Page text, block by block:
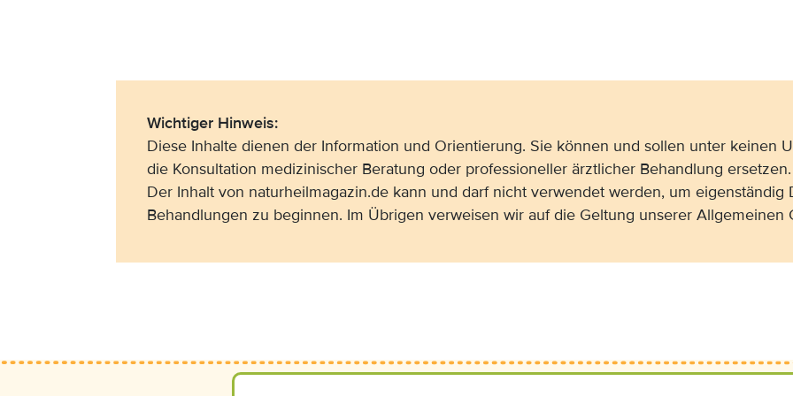
Wichtiger Hinweis:
Diese Inhalte dienen der Information und Orientierung. Sie können und sollen unter keinen
die Konsultation medizinischer Beratung oder professioneller ärztlicher Behandlung ersetzen.
Der Inhalt von naturheilmagazin.de kann und darf nicht verwendet werden, um eigenständig
Behandlungen zu beginnen. Im Übrigen verweisen wir auf die Geltung unserer